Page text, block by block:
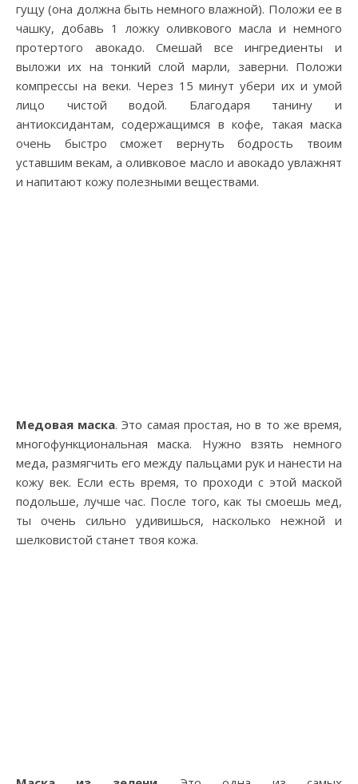
гущу (она должна быть немного влажной). Положи ее в
чашку, добавь 1 ложку оливкового масла и немного
протертого авокадо. Смешай все ингредиенты и
выложи их на тонкий слой марли, заверни. Положи
компрессы на веки. Через 15 минут убери их и умой
лицо чистой водой. Благодаря танину и
антиоксидантам, содержащимся в кофе, такая маска
очень быстро сможет вернуть бодрость твоим
уставшим векам, а оливковое масло и авокадо увлажнят
и напитают кожу полезными веществами.
Медовая маска. Это самая простая, но в то же время,
многофункциональная маска. Нужно взять немного
меда, размягчить его между пальцами рук и нанести на
кожу век. Если есть время, то проходи с этой маской
подольше, лучше час. После того, как ты смоешь мед,
ты очень сильно удивишься, насколько нежной и
шелковистой станет твоя кожа.